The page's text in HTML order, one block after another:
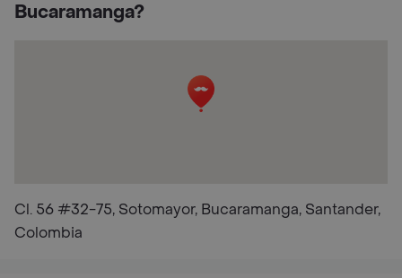
Bucaramanga?
Cl. 56 #32-75, Sotomayor, Bucaramanga, Santander,
Colombia